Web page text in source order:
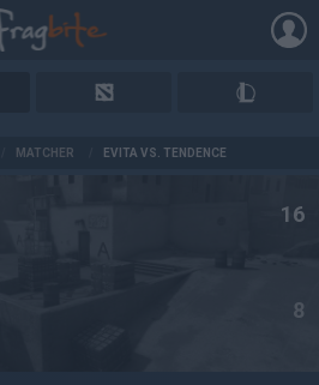
MATCHER EVITA VS. TENDENCE
16
8